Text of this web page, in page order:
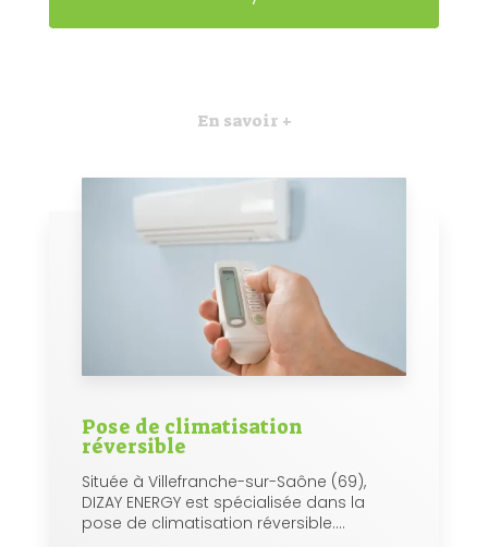
En savoir +
Pose de climatisation
réversible
Située à Villefranche-sur-Saône (69),
DIZAY ENERGY est spécialisée dans la
pose de climatisation réversible....